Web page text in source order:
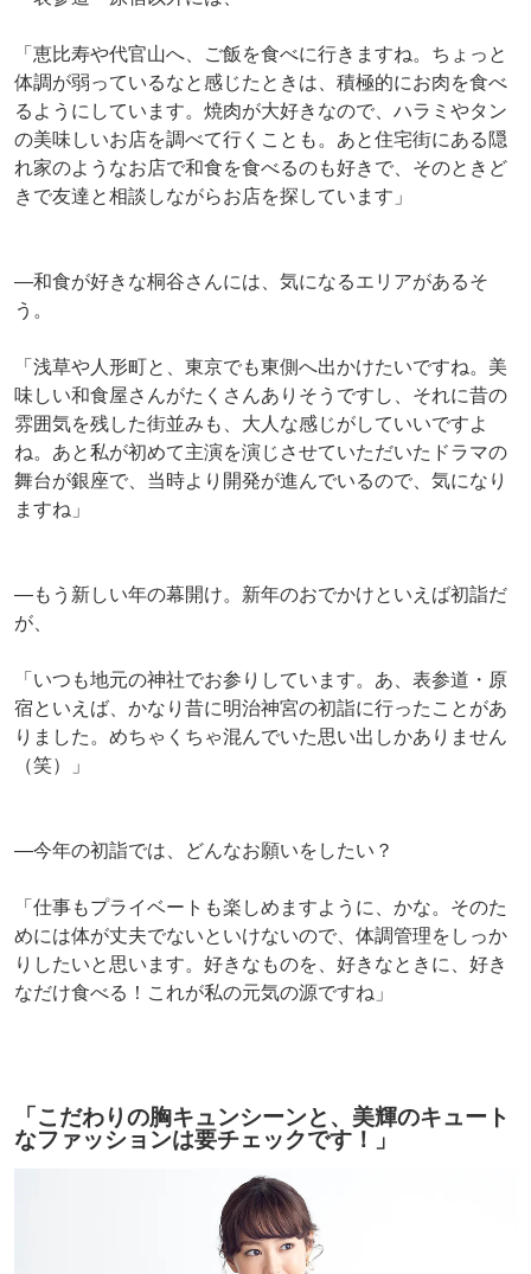
「恵比寿や代官山へ、ご飯を食べに行きますね。ちょっと
体調が弱っているなと感じたときは、積極的にお肉を食べ
るようにしています。焼肉が大好きなので、ハラミやタン
の美味しいお店を調べて行くことも。あと住宅街にある隠
れ家のようなお店で和食を食べるのも好きで、そのときど
きで友達と相談しながらお店を探しています」
―和食が好きな桐谷さんには、気になるエリアがあるそ
う。
「浅草や人形町と、東京でも東側へ出かけたいですね。美
味しい和食屋さんがたくさんありそうですし、それに昔の
雰囲気を残した街並みも、大人な感じがしていいですよ
ね。あと私が初めて主演を演じさせていただいたドラマの
舞台が銀座で、当時より開発が進んでいるので、気になり
ますね」
―もう新しい年の幕開け。新年のおでかけといえば初詣だ
が、
「いつも地元の神社でお参りしています。あ、表参道・原
宿といえば、かなり昔に明治神宮の初詣に行ったことがあ
りました。めちゃくちゃ混んでいた思い出しかありません
（笑）」
―今年の初詣では、どんなお願いをしたい？
「仕事もプライベートも楽しめますように、かな。そのた
めには体が丈夫でないといけないので、体調管理をしっか
りしたいと思います。好きなものを、好きなときに、好き
なだけ食べる！これが私の元気の源ですね」
「こだわりの胸キュンシーンと、美輝のキュート
なファッションは要チェックです！」